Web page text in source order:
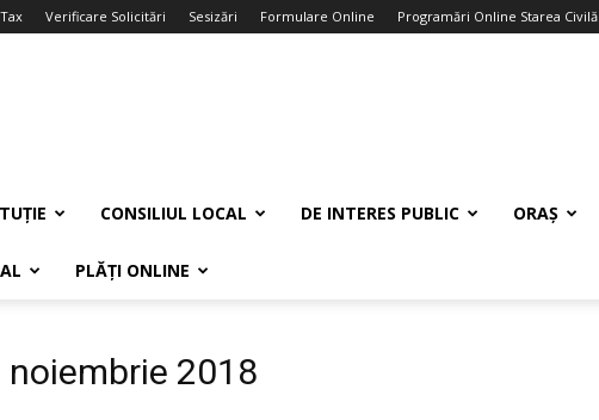
Verificare Solicitări Sesizări Formulare Online Programări Online Starea Civilă
CONSILIUL LOCAL DE INTERES PUBLIC ORAȘ
PLĂȚI ONLINE
2018